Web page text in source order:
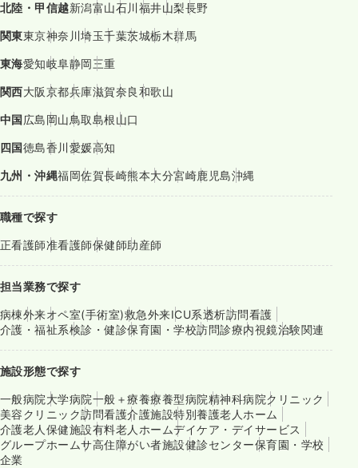
北陸・甲信越新潟富山石川福井山梨長野
関東東京神奈川埼玉千葉茨城栃木群馬
東海愛知岐阜静岡三重
関西大阪京都兵庫滋賀奈良和歌山
中国広島岡山鳥取島根山口
四国徳島香川愛媛高知
九州・沖縄福岡佐賀長崎熊本大分宮崎鹿児島沖縄
職種で探す
正看護師准看護師保健師助産師
担当業務で探す
病棟外来オペ室(手術室)救急外来ICU系透析訪問看護
介護・福祉系検診・健診保育園・学校訪問診療内視鏡治験関連
施設形態で探す
一般病院大学病院一般＋療養療養型病院精神科病院クリニック
美容クリニック訪問看護介護施設特別養護老人ホーム
介護老人保健施設有料老人ホームデイケア・デイサービス
グループホームサ高住障がい者施設健診センター保育園・学校
企業